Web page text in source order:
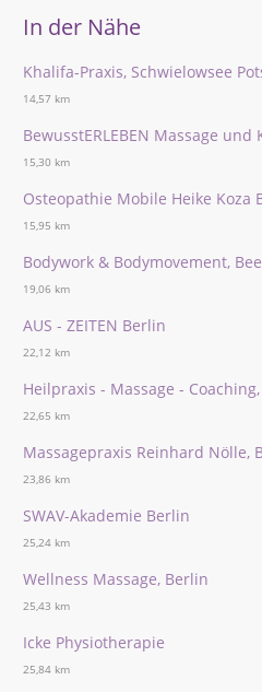
In der Nähe
Khalifa-Praxis, Schwielowsee
14,57 km
BewusstERLEBEN Massage
15,30 km
Osteopathie Mobile Heike Koza
15,95 km
Bodywork & Bodymovement,
19,06 km
AUS - ZEITEN Berlin
22,12 km
Heilpraxis - Massage -
22,65 km
Massagepraxis Reinhard Nölle,
23,86 km
SWAV-Akademie Berlin
25,24 km
Wellness Massage, Berlin
25,43 km
Icke Physiotherapie
25,84 km